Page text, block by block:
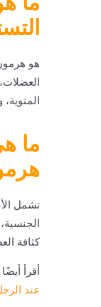
هو
ما
تشمل
كثافة
أقرأ
عند